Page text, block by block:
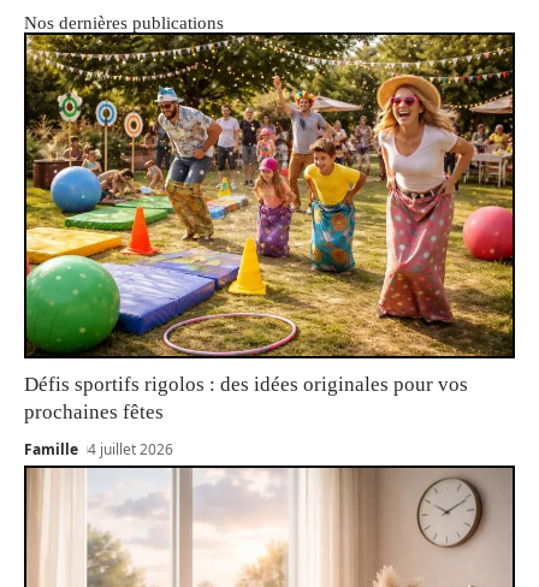
Nos dernières publications
Défis sportifs rigolos : des idées originales pour vos
prochaines fêtes
Famille 4 juillet 2026